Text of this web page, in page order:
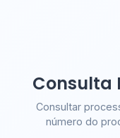
Consulta
Consultar
número do